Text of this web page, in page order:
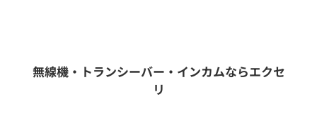
フリーワード入力(製品名等)
無線機・トランシーバー・インカムならエクセ
リ